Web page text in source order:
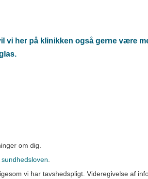
vi her på klinikken også gerne være
om dig.
sundhedsloven
vi har tavshedspligt. Videregivelse af